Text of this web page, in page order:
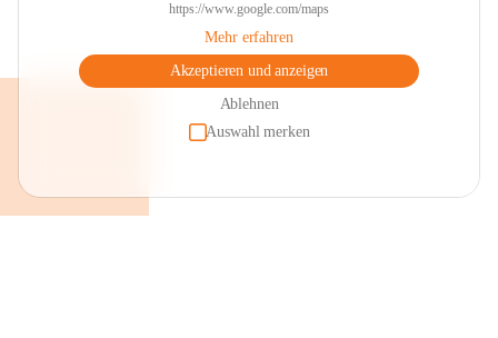
https://www.google.com/maps
Mehr erfahren
Akzeptieren und anzeigen
Ablehnen
Auswahl merken